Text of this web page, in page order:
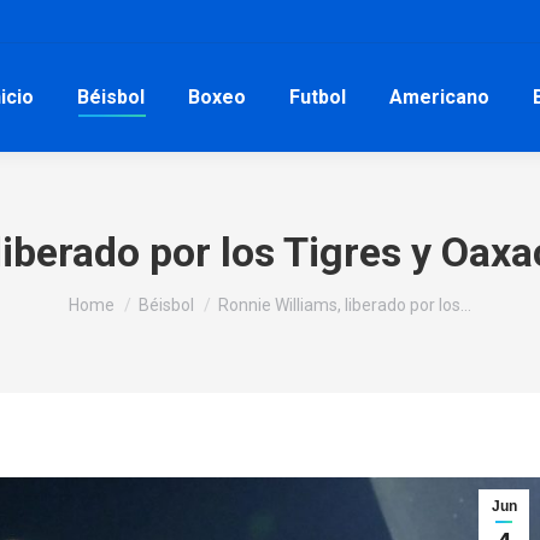
Béisbol Boxeo Futbol Americano
por los Tigres y
You are here:
Home Béisbol Ronnie Williams, liberado por los…
Jun